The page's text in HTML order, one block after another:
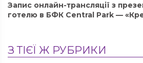
Запис онлайн-трансляції з
готелю в БФК Central Park —
З ТІЄЇ Ж РУБРИКИ